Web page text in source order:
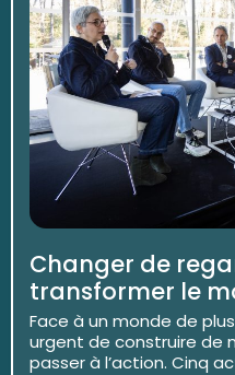
Changer de
transformer le
Face à un monde de
urgent de construire de
passer à l’action. Cinq